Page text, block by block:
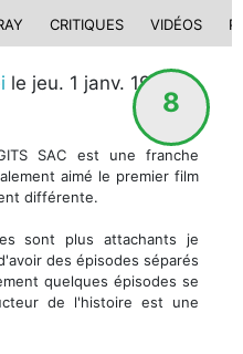
CRITIQUES VIDÉOS
8
le jeu. 1 janv. 1970
SAC est une franche
aimé le premier film
différente.
sont plus attachants je
des épisodes séparés
quelques épisodes se
de l'histoire est une